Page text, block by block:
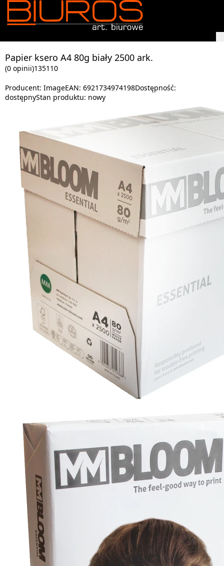
Papier ksero A4 80g biały 2500 ark.
(0 opinii)135110
Producent: ImageEAN: 6921734974198Dostępność:
dostępnyStan produktu: nowy